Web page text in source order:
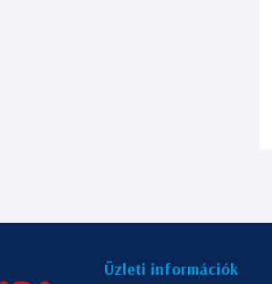
Üzleti információk